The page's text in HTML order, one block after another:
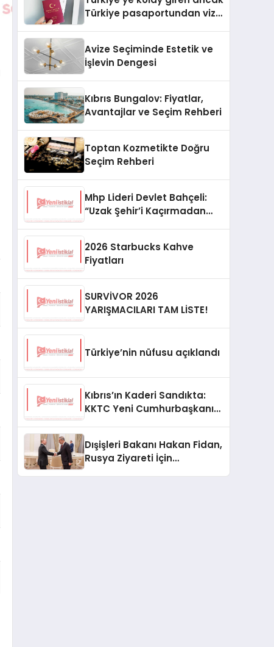
Türkiye pasaportundan vize
Avize Seçiminde Estetik ve
İşlevin Dengesi
Kıbrıs Bungalov: Fiyatlar,
Avantajlar ve Seçim Rehberi
Toptan Kozmetikte Doğru
Seçim Rehberi
Mhp Lideri Devlet Bahçeli:
“Uzak Şehir’i Kaçırmadan
2026 Starbucks Kahve
Fiyatları
SURVİVOR 2026
YARIŞMACILARI TAM LİSTE!
Türkiye’nin nüfusu açıklandı
Kıbrıs’ın Kaderi Sandıkta:
KKTC Yeni Cumhurbaşkanını
Dışişleri Bakanı Hakan Fidan,
Rusya Ziyareti İçin